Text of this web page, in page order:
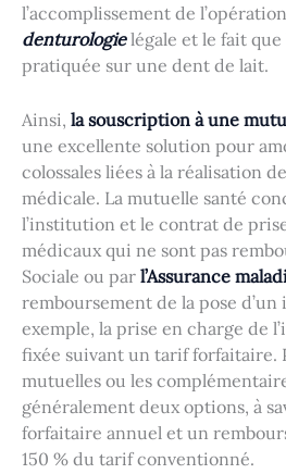
l’accomplissement de
denturologielégale et le fait que
pratiquée sur une dent de lait.
Ainsi, la souscription à une
une excellente solution pour
colossales liées à la réalisation
médicale. La mutuelle santé
l’institution et le contrat de
médicaux qui ne sont pas
Sociale ou par l’Assurance
remboursement de la pose
exemple, la prise en charge de
fixée suivant un tarif forfaitaire.
mutuelles ou les
généralement deux options, à
forfaitaire annuel et un
150 % du tarif conventionné.